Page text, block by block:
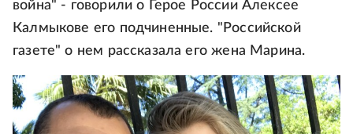
война" - говорили о Герое России Алексее
Калмыкове его подчиненные. "Российской
газете" о нем рассказала его жена Марина.